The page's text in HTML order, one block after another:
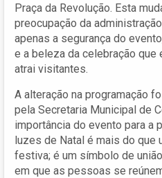
Praça da Revolução. Esta
preocupação da
apenas a segurança do
e a beleza da celebração que
atrai visitantes.
A alteração na programação
pela Secretaria Municipal de
importância do evento para a
luzes de Natal é mais do que
festiva; é um símbolo de
em que as pessoas se